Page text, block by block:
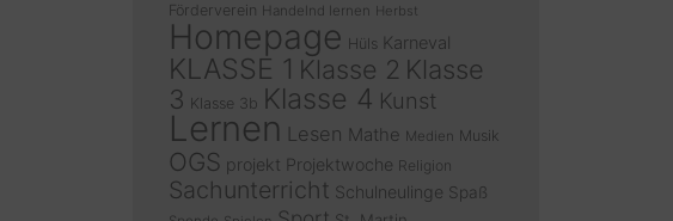
Förderverein Handelnd lernen Herbst
Homepage Hüls Karneval
KLASSE 1 Klasse 2 Klasse
3 Klasse 3b Klasse 4 Kunst
Lernen Lesen Mathe Medien Musik
OGS projekt Projektwoche Religion
Sachunterricht Schulneulinge Spaß